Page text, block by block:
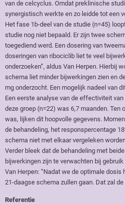
van de celcyclus. Omdat preklinische
synergistisch werkte en zo leidde tot een
Het fase 1b-deel van de studie (n=45)
studie nog niet bepaald. Er zijn twee
toegediend werd. Een dosering van
doseringen van ribociclib liet te veel
onderzoeken”, aldus Van Herpen. Hierbij
schema liet minder bijwerkingen zien en
mg onderzocht. Een mogelijk nadeel van
Een eerste analyse van de effectiviteit
deze groep (n=22) was 6,7 maanden. Ten
was, lijken dit hoopvolle gegevens.
de behandeling, het responspercentage
schema niet met elkaar vergeleken
Verder bleek dat de behandeling met
bijwerkingen zijn te verwachten bij
Van Herpen: “Nadat we de optimale
21-daagse schema zullen gaan. Dat zal
Referentie